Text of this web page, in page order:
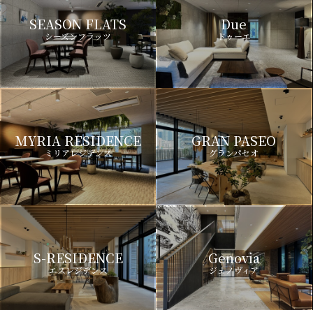
SEASON FLATS
シーズンフラッツ
Due
ドゥーエ
MYRIA RESIDENCE
ミリアレジデンス
GRAN PASEO
グランパセオ
S-RESIDENCE
エスレジデンス
Genovia
ジェノヴィア